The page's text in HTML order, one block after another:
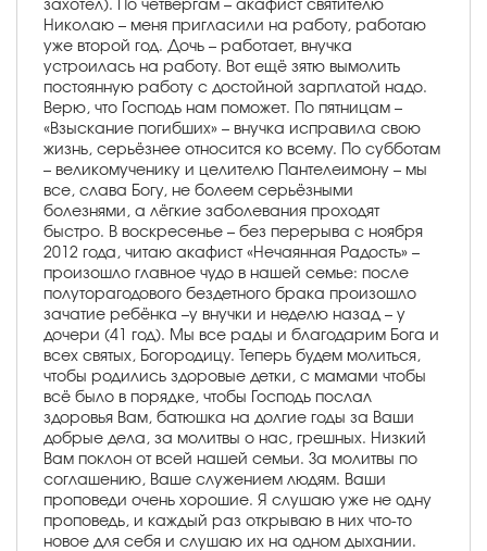
захотел). По четвергам – акафист святителю
Николаю – меня пригласили на работу, работаю
уже второй год. Дочь – работает, внучка
устроилась на работу. Вот ещё зятю вымолить
постоянную работу с достойной зарплатой надо.
Верю, что Господь нам поможет. По пятницам –
«Взыскание погибших» – внучка исправила свою
жизнь, серьёзнее относится ко всему. По субботам
– великомученику и целителю Пантелеимону – мы
все, слава Богу, не болеем серьёзными
болезнями, а лёгкие заболевания проходят
быстро. В воскресенье – без перерыва с ноября
2012 года, читаю акафист «Нечаянная Радость» –
произошло главное чудо в нашей семье: после
полуторагодового бездетного брака произошло
зачатие ребёнка –у внучки и неделю назад – у
дочери (41 год). Мы все рады и благодарим Бога и
всех святых, Богородицу. Теперь будем молиться,
чтобы родились здоровые детки, с мамами чтобы
всё было в порядке, чтобы Господь послал
здоровья Вам, батюшка на долгие годы за Ваши
добрые дела, за молитвы о нас, грешных. Низкий
Вам поклон от всей нашей семьи. За молитвы по
соглашению, Ваше служением людям. Ваши
проповеди очень хорошие. Я слушаю уже не одну
проповедь, и каждый раз открываю в них что-то
новое для себя и слушаю их на одном дыхании.